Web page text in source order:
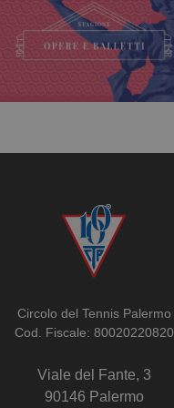
Circolo del Tennis Palermo
Cod. Fiscale: 80020220820
Viale del Fante, 3
90146 Palermo